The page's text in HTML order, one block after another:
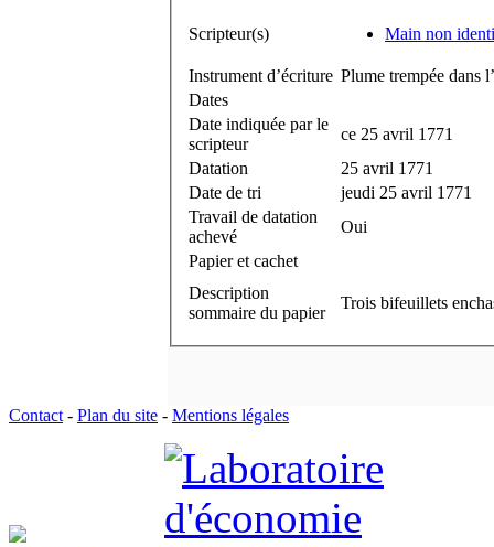
Scripteur(s) Main non
Instrument d’écriture Plume trempée dans
Dates
Date indiquée par le
scripteur
ce 25 avril 1771
Datation
25 avril 1771
Date de tri
jeudi 25 avril 1771
Travail de datation
achevé
Oui
Papier et cachet
Description
sommaire du papier
Trois bifeuillets
Contact - Plan du site - Mentions légales